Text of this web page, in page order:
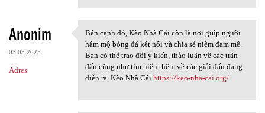
Anonim
03.03.2025
Adres
Bên cạnh đó, Kèo Nhà Cái còn
Bên cạnh đó, Kèo Nhà Cái còn là nơi giúp người
hâm mộ bóng đá kết nối và chia sẻ niềm đam mê.
Bạn có thể trao đổi ý kiến, thảo luận về các trận
đấu cũng như tìm hiểu thêm về các giải đấu đang
diễn ra. Kèo Nhà Cái https://keo-nha-cai.org/